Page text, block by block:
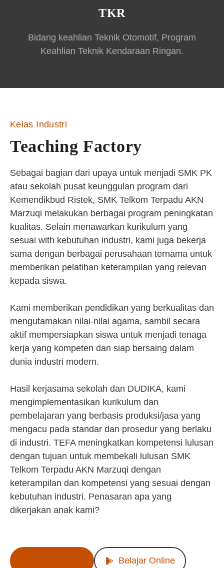
TKR
Bidang keahlian Teknik Otomotif, Program
Keahlian Teknik Kendaraan Ringan.
Kelas Industri
Teaching Factory
Sebagai bagian dari upaya untuk menjadi SMK PK
atau sekolah pusat keunggulan program dari
Kemendikbud Ristek, SMK Telkom Terpadu AKN
Marzuqi melakukan berbagai program peningkatan
kualitas. Selain menawarkan kurikulum yang
sesuai with kebutuhan industri, kami juga bekerja
sama dengan berbagai perusahaan ternama untuk
memberikan pelatihan keterampilan yang relevan
kepada siswa.
Kami memberikan pendidikan yang berkualitas dan
mengutamakan nilai-nilai agama, sambil secara
aktif mempersiapkan siswa untuk menjadi tenaga
kerja yang kompeten dan siap bersaing dalam
dunia industri modern.
Hasil kerjasama sekolah dan DUDIKA, kami
mengimplementasikan kurikulum dan
pembelajaran yang berbasis produksi/jasa yang
mengacu pada standar dan prosedur yang berlaku
di industri. TEFA meningkatkan kompetensi lulusan
dengan tujuan untuk membekali lulusan SMK
Telkom Terpadu AKN Marzuqi dengan
keterampilan dan kompetensi yang sesuai dengan
kebutuhan industri. Penasaran apa yang
dikerjakan anak kami?
Belajar Online